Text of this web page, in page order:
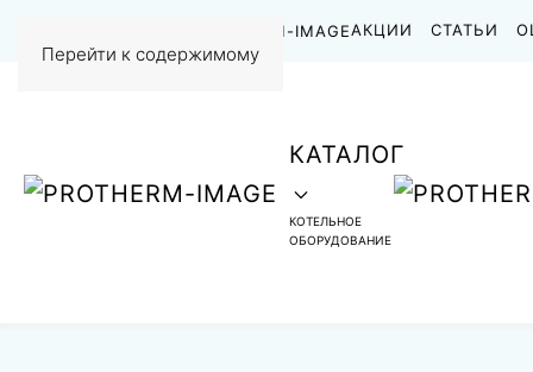
Перейти к содержимому
АКЦИИ СТАТЬИ
КАТАЛОГ
КОТЕЛЬНОЕ
ОБОРУДОВАНИЕ